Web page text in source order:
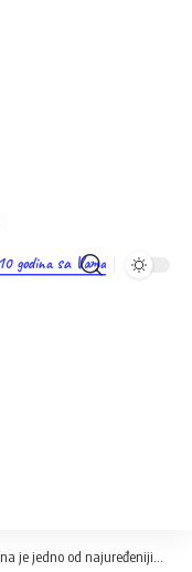
10 godina sa Vama
od najuređenijih halal tržišta u svijetu